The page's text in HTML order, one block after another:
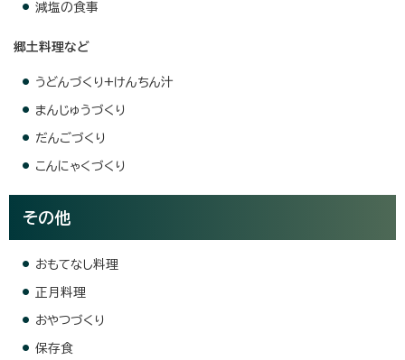
減塩の食事
郷土料理など
うどんづくり+けんちん汁
まんじゅうづくり
だんごづくり
こんにゃくづくり
その他
おもてなし料理
正月料理
おやつづくり
保存食